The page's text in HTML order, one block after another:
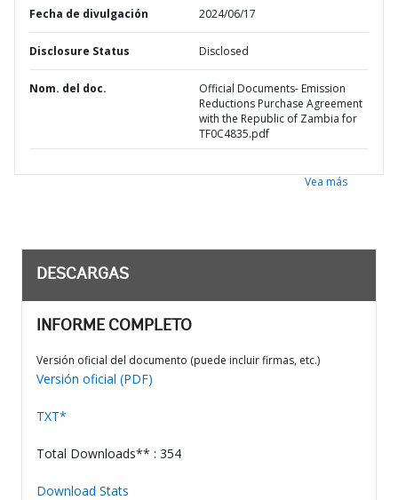
Fecha de divulgación 2024/06/17
Disclosure Status Disclosed
Nom. del doc.
Official Documents- Emission
Reductions Purchase Agreement
with the Republic of Zambia for
TF0C4835.pdf
Vea más
DESCARGAS
INFORME COMPLETO
Versión oficial del documento (puede incluir firmas, etc.)
Versión oficial (PDF)
TXT*
Total Downloads** : 354
Download Stats